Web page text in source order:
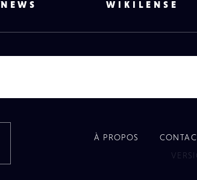
NEWS WIKILENSE
À PROPOS